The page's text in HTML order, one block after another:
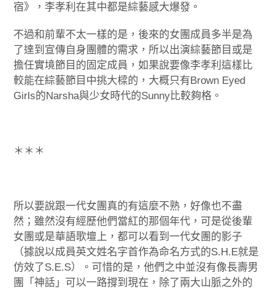
宿》，李孝利在其中都是綜藝感大爆發。
不過和前輩不太一樣的是，後來的女團成員多半是為
了達到宣傳自身團體的需求，所以出演綜藝節目或是
擔任實境節目的固定成員，如果說要像李孝利這樣比
較能在綜藝節目中挑大樑的，大概只有Brown Eyed
Girls的Narsha與少女時代的Sunny比較夠格。
＊＊＊
所以要說跟一代女團真的有這麼不熟，好像也不盡
然；雖然沒有經歷他們當紅的那個年代，可是從後輩
女團或是華語歌壇上，都可以看到一代女團的影子
（據說以成員英文姓名字首作為命名方式的S.H.E就是
仿效了S.E.S）。可惜的是，他們之中並沒有像長壽男
團「神話」可以一路撐到現在，除了兩大山脈之外的